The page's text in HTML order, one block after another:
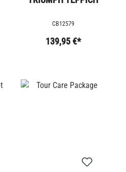
CB12579
139,95 €*